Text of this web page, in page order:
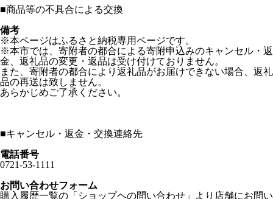
■商品等の不具合による交換
備考
※本ページはふるさと納税専用ページです。
※本市では、寄附者の都合による寄附申込みのキャンセル・返
金、返礼品の変更・返品は受け付けておりません。
また、寄附者の都合により返礼品がお届けできない場合、返礼
品の再送は致しません。
あらかじめご了承ください。
■キャンセル・返金・交換連絡先
電話番号
0721-53-1111
お問い合わせフォーム
購入履歴一覧の「ショップヘの問い合わせ」より店舗にお問い